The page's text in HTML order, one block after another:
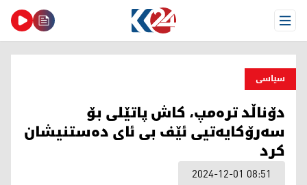
Open Menu
سیاسی
دۆناڵد ترەمپ، کاش پاتێلی بۆ
سەرۆکایەتیی ئێف بی ئای دەستنیشان
کرد
2024-12-01 08:51